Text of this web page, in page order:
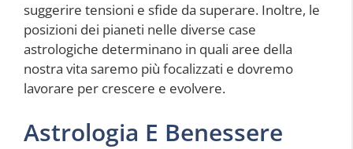
suggerire tensioni e sfide da superare. Inoltre, le
posizioni dei pianeti nelle diverse case
astrologiche determinano in quali aree della
nostra vita saremo più focalizzati e dovremo
lavorare per crescere e evolvere.
Astrologia E Benessere